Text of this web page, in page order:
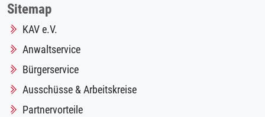
Sitemap
KAV e.V.
Anwaltservice
Bürgerservice
Ausschüsse & Arbeitskreise
Partnervorteile